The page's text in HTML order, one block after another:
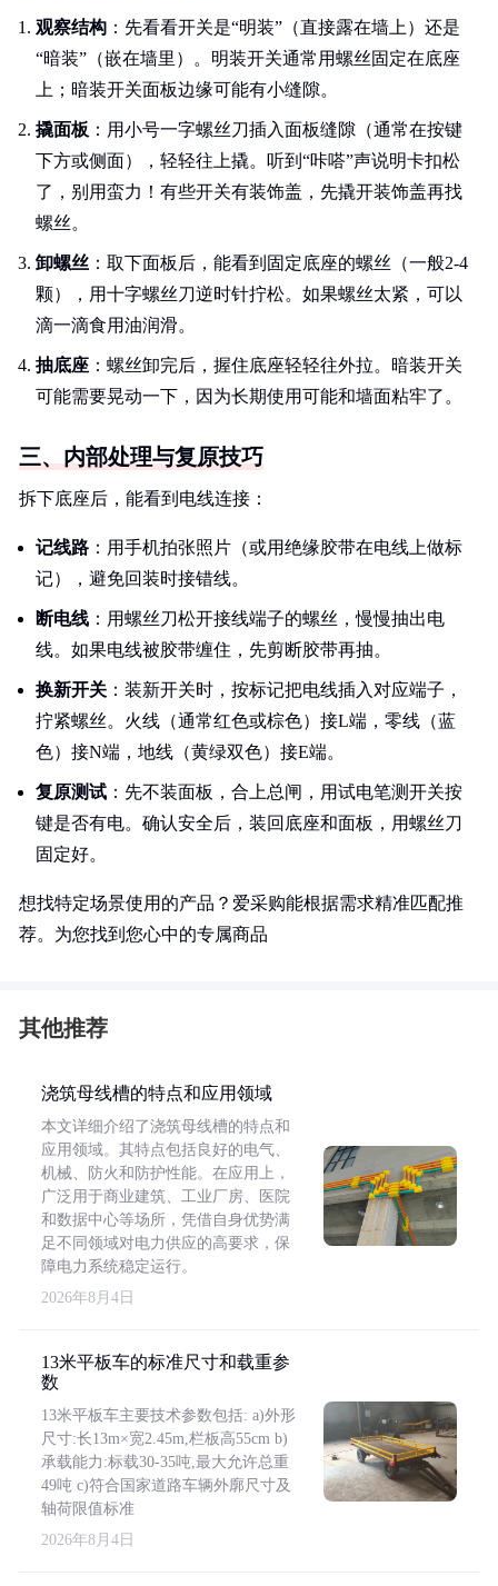
观察结构 ：先看看开关是“明装”（直接露在墙上）还是
“暗装”（嵌在墙里）。明装开关通常用螺丝固定在底座
上；暗装开关面板边缘可能有小缝隙。
撬面板 ：用小号一字螺丝刀插入面板缝隙（通常在按键
下方或侧面），轻轻往上撬。听到“咔嗒”声说明卡扣松
了，别用蛮力！有些开关有装饰盖，先撬开装饰盖再找
螺丝。
卸螺丝 ：取下面板后，能看到固定底座的螺丝（一般2-4
颗），用十字螺丝刀逆时针拧松。如果螺丝太紧，可以
滴一滴食用油润滑。
抽底座 ：螺丝卸完后，握住底座轻轻往外拉。暗装开关
可能需要晃动一下，因为长期使用可能和墙面粘牢了。
三、内部处理与复原技巧
拆下底座后，能看到电线连接：
记线路 ：用手机拍张照片（或用绝缘胶带在电线上做标
记），避免回装时接错线。
断电线 ：用螺丝刀松开接线端子的螺丝，慢慢抽出电
线。如果电线被胶带缠住，先剪断胶带再抽。
换新开关 ：装新开关时，按标记把电线插入对应端子，
拧紧螺丝。火线（通常红色或棕色）接L端，零线（蓝
色）接N端，地线（黄绿双色）接E端。
复原测试 ：先不装面板，合上总闸，用试电笔测开关按
键是否有电。确认安全后，装回底座和面板，用螺丝刀
固定好。
想找特定场景使用的产品？爱采购能根据需求精准匹配推
荐。为您找到您心中的专属商品
其他推荐
浇筑母线槽的特点和应用领域
本文详细介绍了浇筑母线槽的特点和
应用领域。其特点包括良好的电气、
机械、防火和防护性能。在应用上，
广泛用于商业建筑、工业厂房、医院
和数据中心等场所，凭借自身优势满
足不同领域对电力供应的高要求，保
障电力系统稳定运行。
2026年8月4日
13米平板车的标准尺寸和载重参
数
13米平板车主要技术参数包括: a)外形
尺寸:长13m×宽2.45m,栏板高55cm b)
承载能力:标载30-35吨,最大允许总重
49吨 c)符合国家道路车辆外廓尺寸及
轴荷限值标准
2026年8月4日